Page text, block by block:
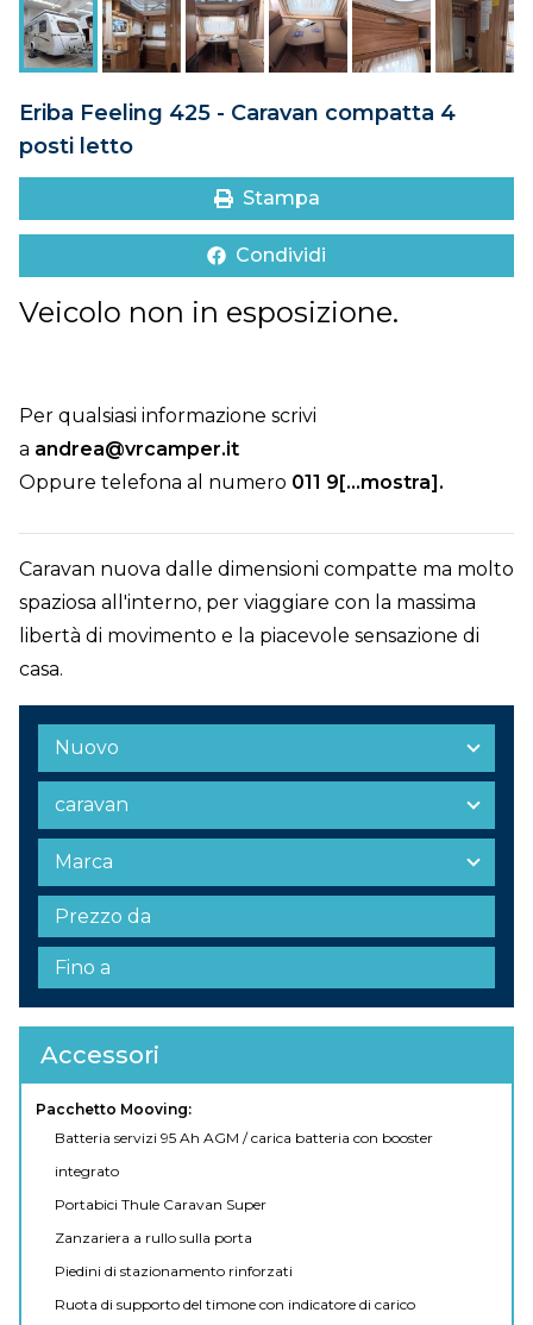
DOVE SIAMO
CONTATTI
Eriba Feeling 425 - Caravan compatta 4
posti letto
Stampa
Condividi
Veicolo non in esposizione.
Per qualsiasi informazione scrivi
a andrea@vrcamper.it
Oppure telefona al numero 011 9[...mostra].
Caravan nuova dalle dimensioni compatte ma molto
spaziosa all'interno, per viaggiare con la massima
libertà di movimento e la piacevole sensazione di
casa.
Accessori
Pacchetto Mooving:
Batteria servizi 95 Ah AGM / carica batteria con booster
integrato
Portabici Thule Caravan Super
Zanzariera a rullo sulla porta
Piedini di stazionamento rinforzati
Ruota di supporto del timone con indicatore di carico